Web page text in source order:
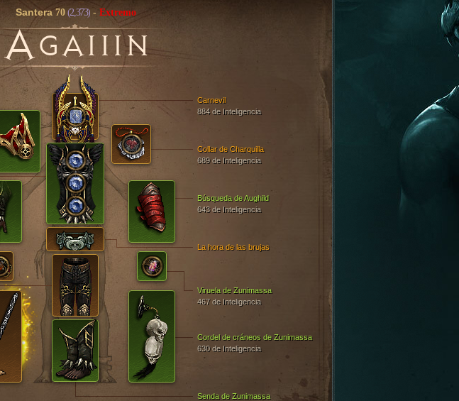
Santera70 (2,373) - Extremo
AGAIIIN
Carnevil
884 de Inteligencia
Senda de Zunimassa
Búsqueda de Aughild
643 de Inteligencia
Cordel de cráneos de Zunimassa
630 de Inteligencia
La hora de las brujas
Viruela de Zunimassa
467 de Inteligencia
Collar de Charquilla
689 de Inteligencia